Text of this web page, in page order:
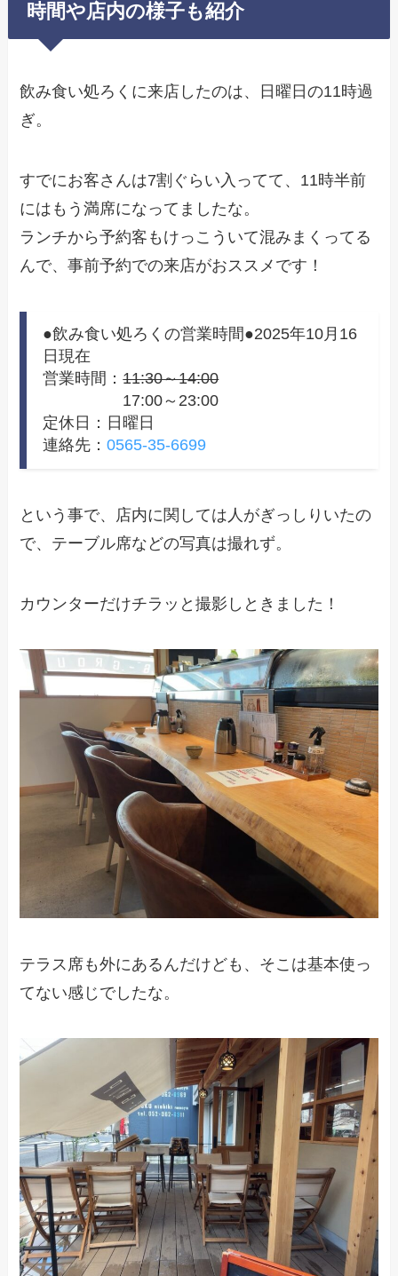
時間や店内の様子も紹介
飲み食い処ろくに来店したのは、日曜日の11時過
ぎ。
すでにお客さんは7割ぐらい入ってて、11時半前
にはもう満席になってましたな。
ランチから予約客もけっこういて混みまくってる
んで、事前予約での来店がおススメです！
●飲み食い処ろくの営業時間●2025年10月16
日現在
営業時間：11:30～14:00
17:00～23:00
定休日：日曜日
連絡先：0565-35-6699
という事で、店内に関しては人がぎっしりいたの
で、テーブル席などの写真は撮れず。
カウンターだけチラッと撮影しときました！
テラス席も外にあるんだけども、そこは基本使っ
てない感じでしたな。